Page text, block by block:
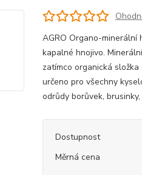
AGRO Organo-minerální
kapalné hnojivo.
zatímco organická
určeno pro všechny
odrůdy borůvek, brusinky,
Dostupnost
Měrná cena